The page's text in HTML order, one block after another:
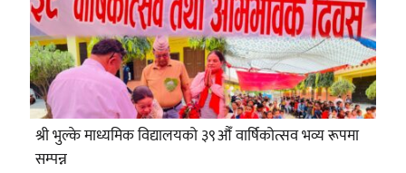
श्री भुल्के माध्यमिक विद्यालयको ३९औँ वार्षिकोत्सव भव्य रूपमा
सम्पन्न